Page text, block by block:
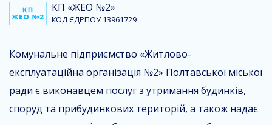
КП «ЖЕО №2»
КОД ЄДРПОУ 13961729
Комунальне підприємство «Житлово-
експлуатаційна організація №2» Полтавської міської
ради є виконавцем послуг з утримання будинків,
споруд та прибудинкових територій, а також надає